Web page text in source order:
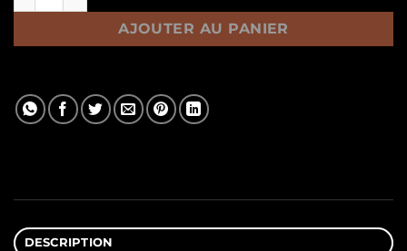
AJOUTER AU PANIER
DESCRIPTION